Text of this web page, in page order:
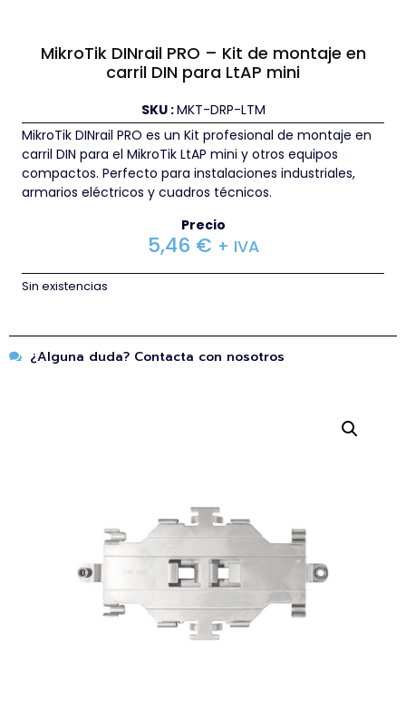
MikroTik DINrail PRO – Kit de montaje en
carril DIN para LtAP mini
SKU :MKT-DRP-LTM
MikroTik DINrail PRO es un Kit profesional de montaje en
carril DIN para el MikroTik LtAP mini y otros equipos
compactos. Perfecto para instalaciones industriales,
armarios eléctricos y cuadros técnicos.
Precio
5,46 € + IVA
Sin existencias
¿Alguna duda? Contacta con nosotros